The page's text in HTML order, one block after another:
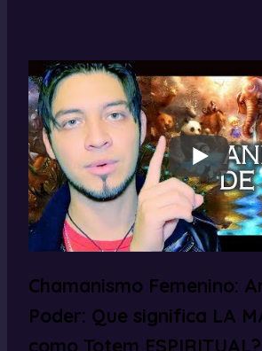
Chamanismo Femenino:
Poder: Que significa LA
como Totem ESPIRITUAL?